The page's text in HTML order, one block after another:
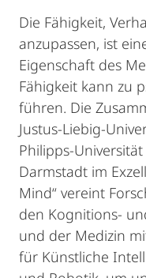
Die Fähigkeit,
anzupassen, ist
Eigenschaft des
Fähigkeit kann zu
führen. Die
Justus-Liebig-
Philipps-
Darmstadt im
Mind“ vereint
den Kognitions-
und der Medizin
für Künstliche